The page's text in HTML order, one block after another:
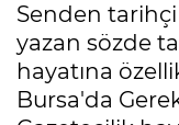
Senden
yazan sözde
hayatına
Bursa'da